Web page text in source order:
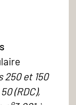
250 et 150
(RDC),